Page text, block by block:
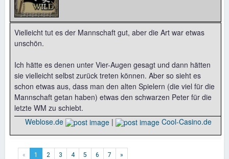
Vielleicht tut es der Mannschaft gut, aber die Art war etwas
unschön.
Ich hätte es denen unter Vier-Augen gesagt und dann hätten
sie vielleicht selbst zurück treten können. Aber so sieht es
schon etwas aus, dass man den alten Spielern (die viel für die
Mannschaft getan haben) etwas den schwarzen Peter für die
letzte WM zu schiebt.
Weblose.de
| Cool-Casino.de
« 1 2 3 4 5 6 7 »